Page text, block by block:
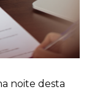
noite desta